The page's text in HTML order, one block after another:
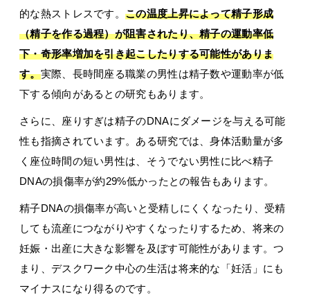
的な熱ストレスです。 この温度上昇によって精子形成
（精子を作る過程）が阻害されたり、精子の運動率低
下・奇形率増加を引き起こしたりする可能性がありま
す。実際、長時間座る職業の男性は精子数や運動率が低
下する傾向があるとの研究もあります。
さらに、座りすぎは精子のDNAにダメージを与える可能
性も指摘されています。ある研究では、身体活動量が多
く座位時間の短い男性は、そうでない男性に比べ精子
DNAの損傷率が約29%低かったとの報告もあります。
精子DNAの損傷率が高いと受精しにくくなったり、受精
しても流産につながりやすくなったりするため、将来の
妊娠・出産に大きな影響を及ぼす可能性があります。つ
まり、デスクワーク中心の生活は将来的な「妊活」にも
マイナスになり得るのです。